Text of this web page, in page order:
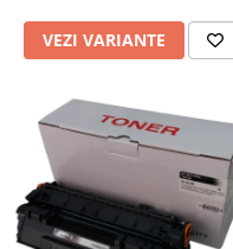
VEZI VARIANTE